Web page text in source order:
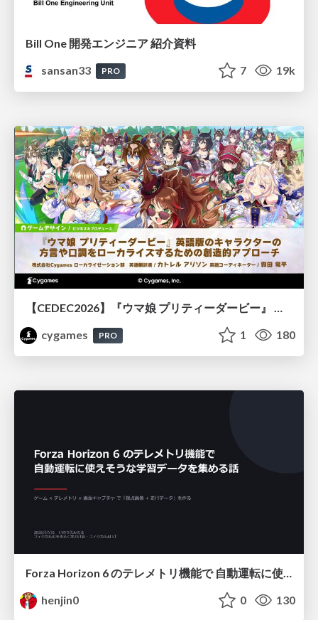
Bill One 開発エンジニア 紹介資料
sansan33
PRO 7 19k
【CEDEC2026】『ウマ娘 プリティーダービー』 英語版のキャラクターの方言や口調をローカライズするための創造的アプローチ
cygames
PRO 1 180
henjin0
0 130